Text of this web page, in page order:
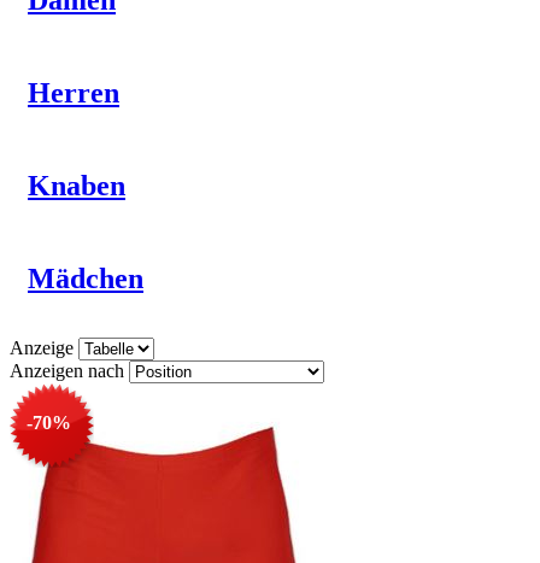
Herren
Knaben
Mädchen
Anzeige
Anzeigen nach
-70%